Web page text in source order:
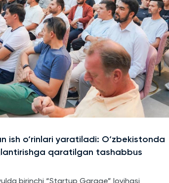
ish o‘rinlari yaratiladi: O‘zbekistonda
qaratilgan tashabbus